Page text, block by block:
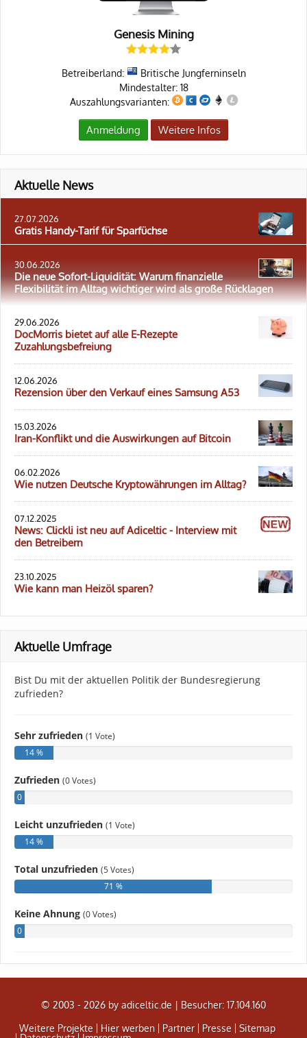
Genesis Mining
Betreiberland:
Britische Jungferninseln
Mindestalter: 18
Auszahlungsvarianten:
Anmeldung Weitere Infos
Aktuelle News
27.07.2026
Gratis Handy-Tarif für Sparfüchse
30.06.2026
Die neue Sofort-Liquidität: Warum finanzielle
Flexibilität im Alltag wichtiger wird als große Rücklagen
29.06.2026
DocMorris bietet auf alle E-Rezepte
Zuzahlungsbefreiung
12.06.2026
Rezension über den Verkauf eines Samsung A53
15.03.2026
Iran-Konflikt und die Auswirkungen auf Bitcoin
06.02.2026
Wie nutzen Deutsche Kryptowährungen im Alltag?
07.12.2025
News: Clickli ist neu auf Adiceltic - Interview mit
den Betreibern
23.10.2025
Wie kann man Heizöl sparen?
Aktuelle Umfrage
© 2003 - 2026 by adiceltic.de | Besucher: 17.104.160
Weitere Projekte
Hier werben Partner Presse
Sitemap